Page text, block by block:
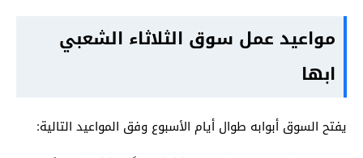
مواعيد عمل سوق الثلاثاء الشعبي
ابها
يفتح السوق أبوابه طوال أيام الأسبوع وفق المواعيد التالية: